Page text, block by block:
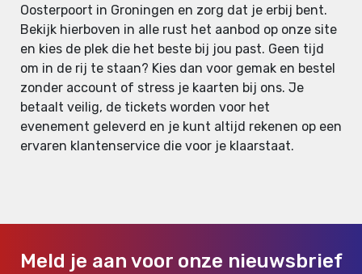
Oosterpoort in Groningen en zorg dat je erbij bent.
Bekijk hierboven in alle rust het aanbod op onze site
en kies de plek die het beste bij jou past. Geen tijd
om in de rij te staan? Kies dan voor gemak en bestel
zonder account of stress je kaarten bij ons. Je
betaalt veilig, de tickets worden voor het
evenement geleverd en je kunt altijd rekenen op een
ervaren klantenservice die voor je klaarstaat.
Meld je aan voor onze nieuwsbrief